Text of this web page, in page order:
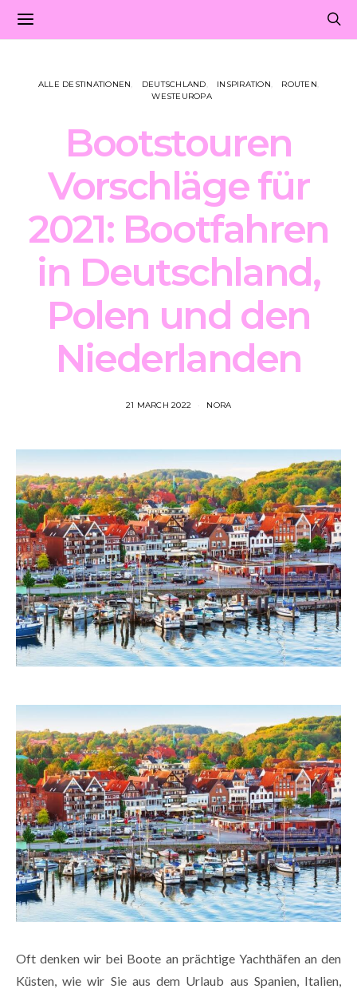
ALLE DESTINATIONEN DEUTSCHLAND INSPIRATION
ROUTEN
WESTEUROPA
Bootstouren
Vorschläge für
2021: Bootfahren
in Deutschland,
Polen und den
Niederlanden
21 MARCH 2022 NORA
Oft denken wir bei Boote an prächtige Yachthäfen an den
Küsten, wie wir Sie aus dem Urlaub aus Spanien, Italien,